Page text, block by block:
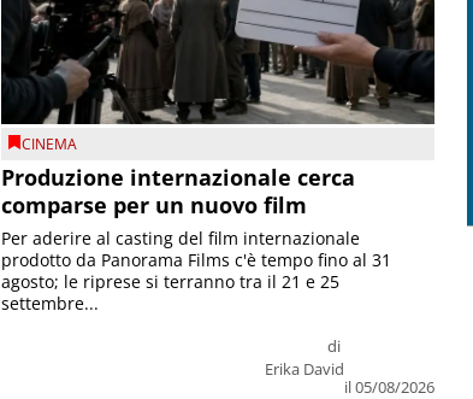
CINEMA
Produzione internazionale cerca
comparse per un nuovo film
di
Erika David
il 05/08/2026
Per aderire al casting del film internazionale
prodotto da Panorama Films c'è tempo fino al 31
agosto; le riprese si terranno tra il 21 e 25
settembre...